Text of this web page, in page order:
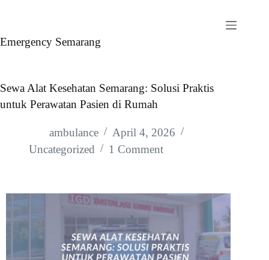
Emergency Semarang
Sewa Alat Kesehatan Semarang: Solusi Praktis
untuk Perawatan Pasien di Rumah
ambulance
April 4, 2026
Uncategorized
1 Comment